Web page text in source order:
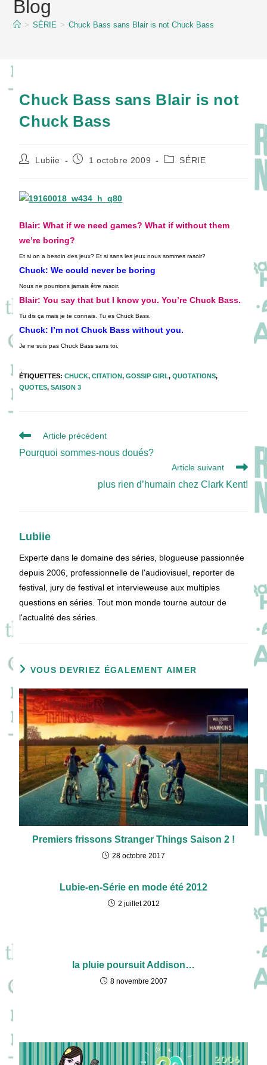
contentBlog
> SÉRIE > Chuck Bass sans Blair is not Chuck Bass
Chuck Bass sans Blair is not
Chuck Bass
Auteur/autrice
publication :
Lubiie
Publication
1 octobre 2009
PostSÉRIE
Blair: What if we need games? What if without them
we’re boring?
Et si on a besoin des jeux? Et si sans les jeux nous sommes rasoir?
Chuck: We could never be boring
Nous ne pourrions jamais être rasoir.
Blair: You say that but I know you. You’re Chuck Bass.
Tu dis ça mais je te connais. Tu es Chuck Bass.
Chuck: I’m not Chuck Bass without you.
Je ne suis pas Chuck Bass sans toi.
ÉTIQUETTES:CHUCK, CITATION, GOSSIP GIRL, QUOTATIONS,
QUOTES, SAISON 3
Read
articles
Article précédent
Pourquoi sommes-nous doués?
Article suivant
plus rien d’humain chez Clark Kent!
Lubiie
Experte dans le domaine des séries, blogueuse passionnée
depuis 2006, professionnelle de l'audiovisuel, reporter de
festival, jury de festival et intervieweuse aux multiples
questions en séries. Tout mon monde tourne autour de
l'actualité des séries.
VOUS DEVRIEZ ÉGALEMENT AIMER
Premiers frissons Stranger Things Saison 2 !
28 octobre 2017
Lubie-en-Série en mode été 2012
2 juillet 2012
la pluie poursuit Addison…
8 novembre 2007